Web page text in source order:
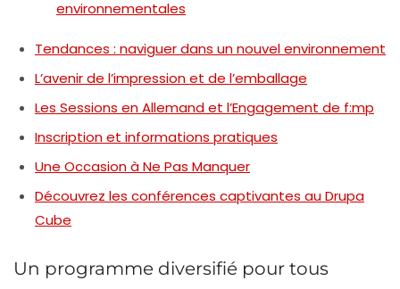
environnementales
Tendances : naviguer dans un nouvel environnement
L’avenir de l’impression et de l’emballage
Les Sessions en Allemand et l’Engagement de f:mp
Inscription et informations pratiques
Une Occasion à Ne Pas Manquer
Découvrez les conférences captivantes au Drupa
Cube
Un programme diversifié pour tous